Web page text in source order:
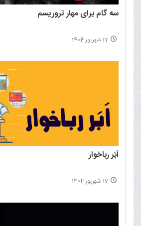
سه گام برای مهار تروریسم
17 شهریور 1404
اَبَر رباخوار
17 شهریور 1404